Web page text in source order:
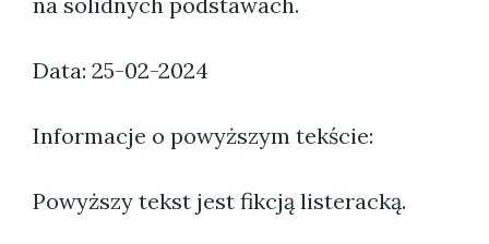
Data: 25-02-2024
Informacje o powyższym tekście:
Powyższy tekst jest fikcją listeracką.